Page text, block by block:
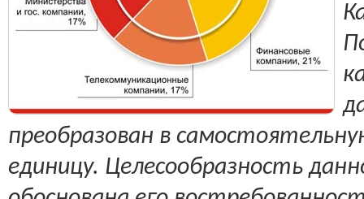
преобразован в
единицу. Целесообразность